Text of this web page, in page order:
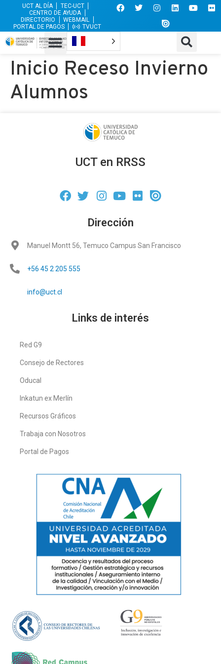
UCT AL DÍA
TEC-UCT
CENTRO DE AYUDA
DIRECTORIO
WEBMAIL
PORTAL DE PAGOS
TVUCT
Inicio Receso Invierno
Alumnos
UCT en RRSS
Dirección
Manuel Montt 56, Temuco Campus San Francisco
+56 45 2 205 555
info@uct.cl
Links de interés
Red G9
Consejo de Rectores
Oducal
Inkatun ex Merlín
Recursos Gráficos
Trabaja con Nosotros
Portal de Pagos